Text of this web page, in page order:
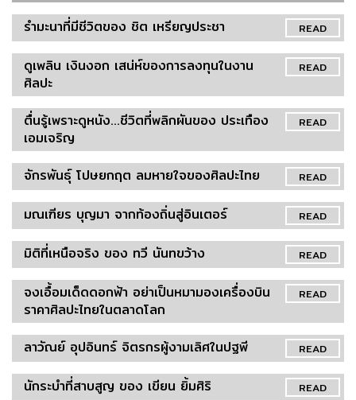
READ
รำมะนาที่มีชีวิตของ ชิต เหรียญประชา
READ
ดูเพลิน เงินงอก เสน่ห์ของการลงทุนในงาน
ศิลปะ
READ
ตื่นรู้เพราะดูหนัง...ชีวิตที่พลิกผันของ ประเทือง
เอมเจริญ
READ
จักรพันธุ์ โปษยกฤต ลมหายใจของศิลปะไทย
READ
มณเฑียร บุญมา จากท้องถิ่นสู่อินเตอร์
READ
มิติที่เหนือจริง ของ ทวี นันทขว้าง
READ
จงเอื้อมเด็ดดอกฟ้า อย่าเป็นหมามองเครื่องบิน
ราคาศิลปะไทยในตลาดโลก
READ
ลาวัณย์ อุปอินทร์ จิตรกรผู้งามเลิศในปฐพี
READ
นักระบำที่สาบสูญ ของ เขียน ยิ้มศิริ